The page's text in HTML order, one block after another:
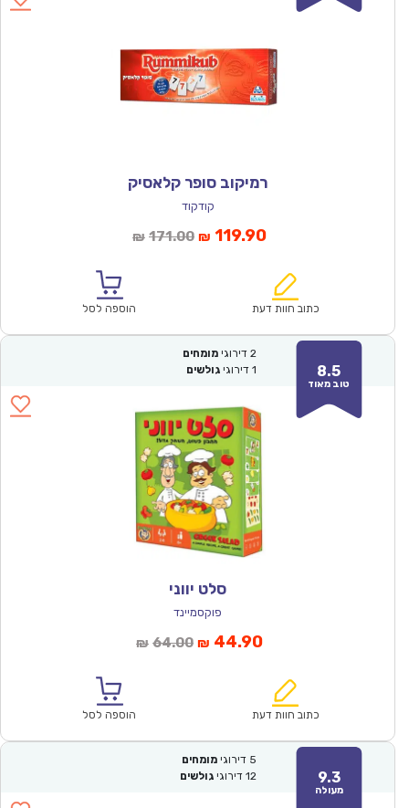
רמיקוב סופר קלאסיק
קודקוד
₪ 171.00המחיר
₪171.00.
₪ 119.90המחיר
הוא:
כתוב חוות דעת הוספה לסל
8.5
טוב מאוד
2 דירוגי מומחים
1 דירוגי גולשים
סלט יווני
פוקסמיינד
₪ 64.00המחיר
₪64.00.
₪ 44.90המחיר
הוא:
כתוב חוות דעת הוספה לסל
9.3
מעולה
5 דירוגי מומחים
12 דירוגי גולשים